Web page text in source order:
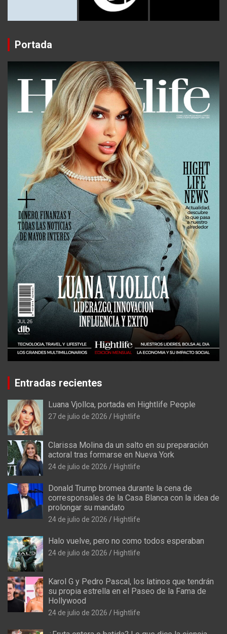
Portada
Entradas recientes
Luana Vjollca, portada en Hightlife People
27 de julio de 2026 Hightlife
Clarissa Molina da un salto en su preparación
actoral tras formarse en Nueva York
24 de julio de 2026 Hightlife
Donald Trump bromea durante la cena de
corresponsales de la Casa Blanca con la idea de
prolongar su mandato
24 de julio de 2026 Hightlife
Halo vuelve, pero no como todos esperaban
24 de julio de 2026 Hightlife
Karol G y Pedro Pascal, los latinos que tendrán
su propia estrella en el Paseo de la Fama de
Hollywood
24 de julio de 2026 Hightlife